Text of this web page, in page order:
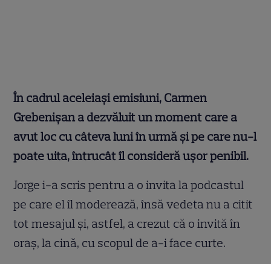
În cadrul aceleiași emisiuni, Carmen
Grebenișan a dezvăluit un moment care a
avut loc cu câteva luni în urmă și pe care nu-l
poate uita, întrucât îl consideră ușor penibil.
Jorge i-a scris pentru a o invita la podcastul
pe care el îl moderează, însă vedeta nu a citit
tot mesajul și, astfel, a crezut că o invită în
oraș, la cină, cu scopul de a-i face curte.